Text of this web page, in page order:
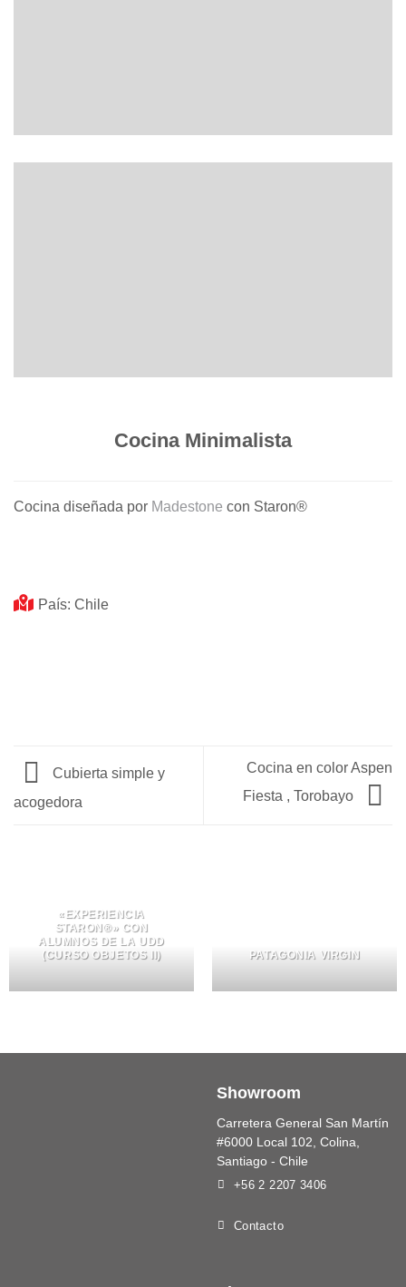
Cocina Minimalista
Cocina diseñada por Madestone con Staron®
País: Chile
Cubierta simple y
acogedora
Cocina en color Aspen
Fiesta , Torobayo
«EXPERIENCIA
STARON®» CON
ALUMNOS DE LA UDD
(CURSO OBJETOS II)
PATAGONIA VIRGIN
Showroom
Carretera General San Martín
#6000 Local 102, Colina,
Santiago - Chile
+56 2 2207 3406
Contacto